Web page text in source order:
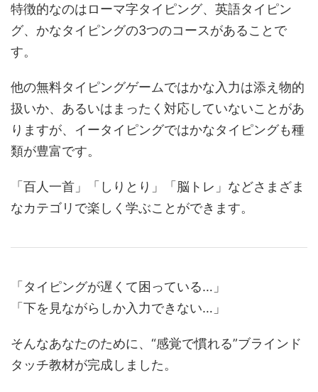
特徴的なのはローマ字タイピング、英語タイピン
グ、かなタイピングの3つのコースがあることで
す。
他の無料タイピングゲームではかな入力は添え物的
扱いか、あるいはまったく対応していないことがあ
りますが、イータイピングではかなタイピングも種
類が豊富です。
「百人一首」「しりとり」「脳トレ」などさまざま
なカテゴリで楽しく学ぶことができます。
「タイピングが遅くて困っている…」
「下を見ながらしか入力できない…」
そんなあなたのために、“感覚で慣れる”ブラインド
タッチ教材が完成しました。